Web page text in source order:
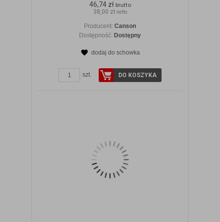
46,74 zł brutto
38,00 zł netto
Producent: Canson
Dostępność: Dostępny
dodaj do schowka
szt. DO KOSZYKA